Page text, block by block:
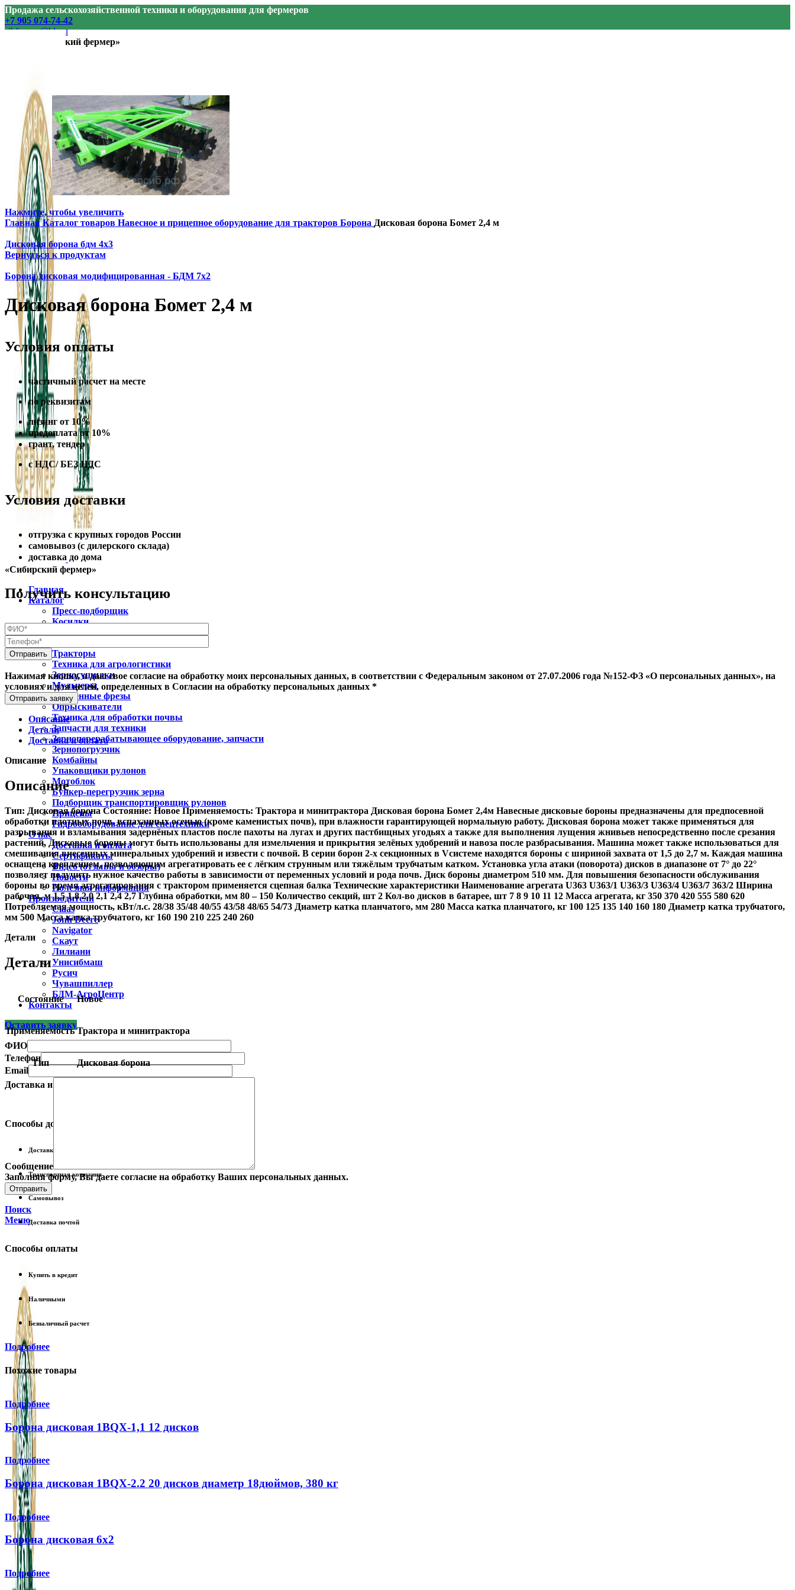
Продажа сельскохозяйственной техники и оборудования для фермеров
+7 905 074-74-42
sibfermer@bk.ru
ООО «Сибирский фермер»
«Сибирский фермер»
Главная
Каталог
Пресс-подборщик
Косилки
Тракторы
Техника для агрологистики
Зерносушилки
Мульчеры
Почвенные фрезы
Опрыскиватели
Техника для обработки почвы
Запчасти для техники
Зерноперерабатывающее оборудование, запчасти
Зернопогрузчик
Комбайны
Упаковщики рулонов
Мотоблок
Бункер-перегрузчик зерна
Подборщик транспортировщик рулонов
Прицепы
Гидрооборудование для спецтехники
О нас
Доставка и оплата
Сертификаты
Видео (отзывы и обзоры)
Новости
Полезная информация
Производители
Claas
Jonh Deere
Navigator
Скаут
Лилиани
Унисибмаш
Русич
Чувашпиллер
БДМ-АгроЦентр
Контакты
Оставить заявку
ФИО
Телефон
Email
Сообщение
Заполняя форму, Вы даете согласие на обработку Ваших персональных данных.
Поиск
Меню
Нажмите, чтобы увеличить
ГлавнаяКаталог товаров Навесное и прицепное оборудование для тракторов Борона Дисковая борона Бомет 2,4 м
Дисковая борона бдм 4х3
Вернуться к продуктам
Борона дисковая модифицированная - БДМ 7х2
Дисковая борона Бомет 2,4 м
Условия оплаты
частичный расчет на месте
по реквизитам
лизинг от 10%
предоплата от 10%
грант, тендер
с НДС/ БЕЗ НДС
Условия доставки
отгрузка с крупных городов России
самовывоз (с дилерского склада)
доставка до дома
Получить консультацию
Нажимая кнопку, я даю свое согласие на обработку моих персональных данных, в соответствии с Федеральным законом от 27.07.2006 года №152-ФЗ «О персональных данных», на
условиях и для целей, определенных в Согласии на обработку персональных данных *
Отправить заявку
Описание
Детали
Доставка и оплата
Описание
Описание
Тип: Дисковая борона Состояние: Новое Применяемость: Трактора и минитрактора Дисковая борона Бомет 2,4м Навесные дисковые бороны предназначены для предпосевной
обработки плотных почв, вспаханных осенью (кроме каменистых почв), при влажности гарантирующей нормальную работу. Дисковая борона может также применяться для
разрывания и взламывания задернёных пластов после пахоты на лугах и других пастбищных угодьях а также для выполнения лущения жнивьев непосредственно после срезания
растений. Дисковые бороны могут быть использованы для измельчения и прикрытия зелёных удобрений и навоза после разбрасывания. Машина может также использоваться для
смешивания внесенных минеральных удо­брений и извести с почвой. В серии борон 2-х секционных в Vсистеме находятся бороны с шириной захвата от 1,5 до 2,7 м. Каждая машина
оснащена креплением, позволяющим агрегатировать ее с лёгким струнным или тяжёлым трубчатым катком. Установка угла атаки (поворота) дисков в диапазоне от 7° до 22°
позволяет получить нужное качество работы в зависимости от переменных условий и рода почв. Диск бороны диаметром 510 мм. Для повышения безопасности обслуживания
бороны во время агрегатирования с трактором применяется сцепная балка Технические характеристики Наименование агрегата U363 U363/1 U363/3 U363/4 U363/7 363/2 Ширина
рабочая, м 1,5 1,8 2,0 2,1 2,4 2,7 Глубина обработки, мм 80 – 150 Количество секций, шт 2 Кол-во дисков в батарее, шт 7 8 9 10 11 12 Масса агрегата, кг 350 370 420 555 580 620
Потребляемая мощность, кВт/л.с. 28/38 35/48 40/55 43/58 48/65 54/73 Диаметр катка планчатого, мм 280 Масса катка планчатого, кг 100 125 135 140 160 180 Диаметр катка трубчатого,
мм 500 Масса катка трубчатого, кг 160 190 210 225 240 260
Детали
Детали
Состояние Новое
Применяемость Трактора и минитрактора
Тип Дисковая борона
Доставка и оплата
Способы доставки
Доставка курьером
Транспортная компания
Самовывоз
Доставка почтой
Способы оплаты
Купить в кредит
Наличными
Безналичный расчет
Подробнее
Похожие товары
Подробнее
Борона дисковая 1BQX-1,1 12 дисков
Подробнее
Борона дисковая 1BQX-2.2 20 дисков диаметр 18дюймов, 380 кг
Подробнее
Борона дисковая 6х2
Подробнее